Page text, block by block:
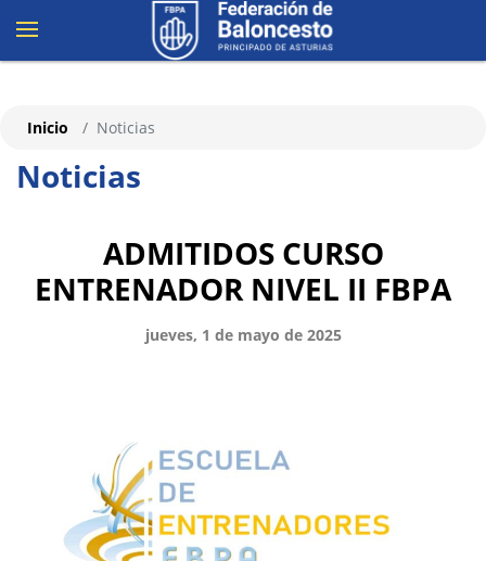
Noticias
Inicio Noticias
ADMITIDOS CURSO
ENTRENADOR NIVEL II FBPA
jueves, 1 de mayo de 2025